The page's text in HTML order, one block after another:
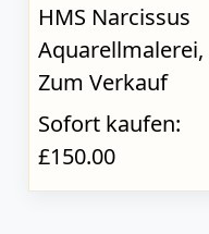
HMS Narcissus
Aquarellmalerei,
Zum Verkauf
Sofort kaufen:
£150.00